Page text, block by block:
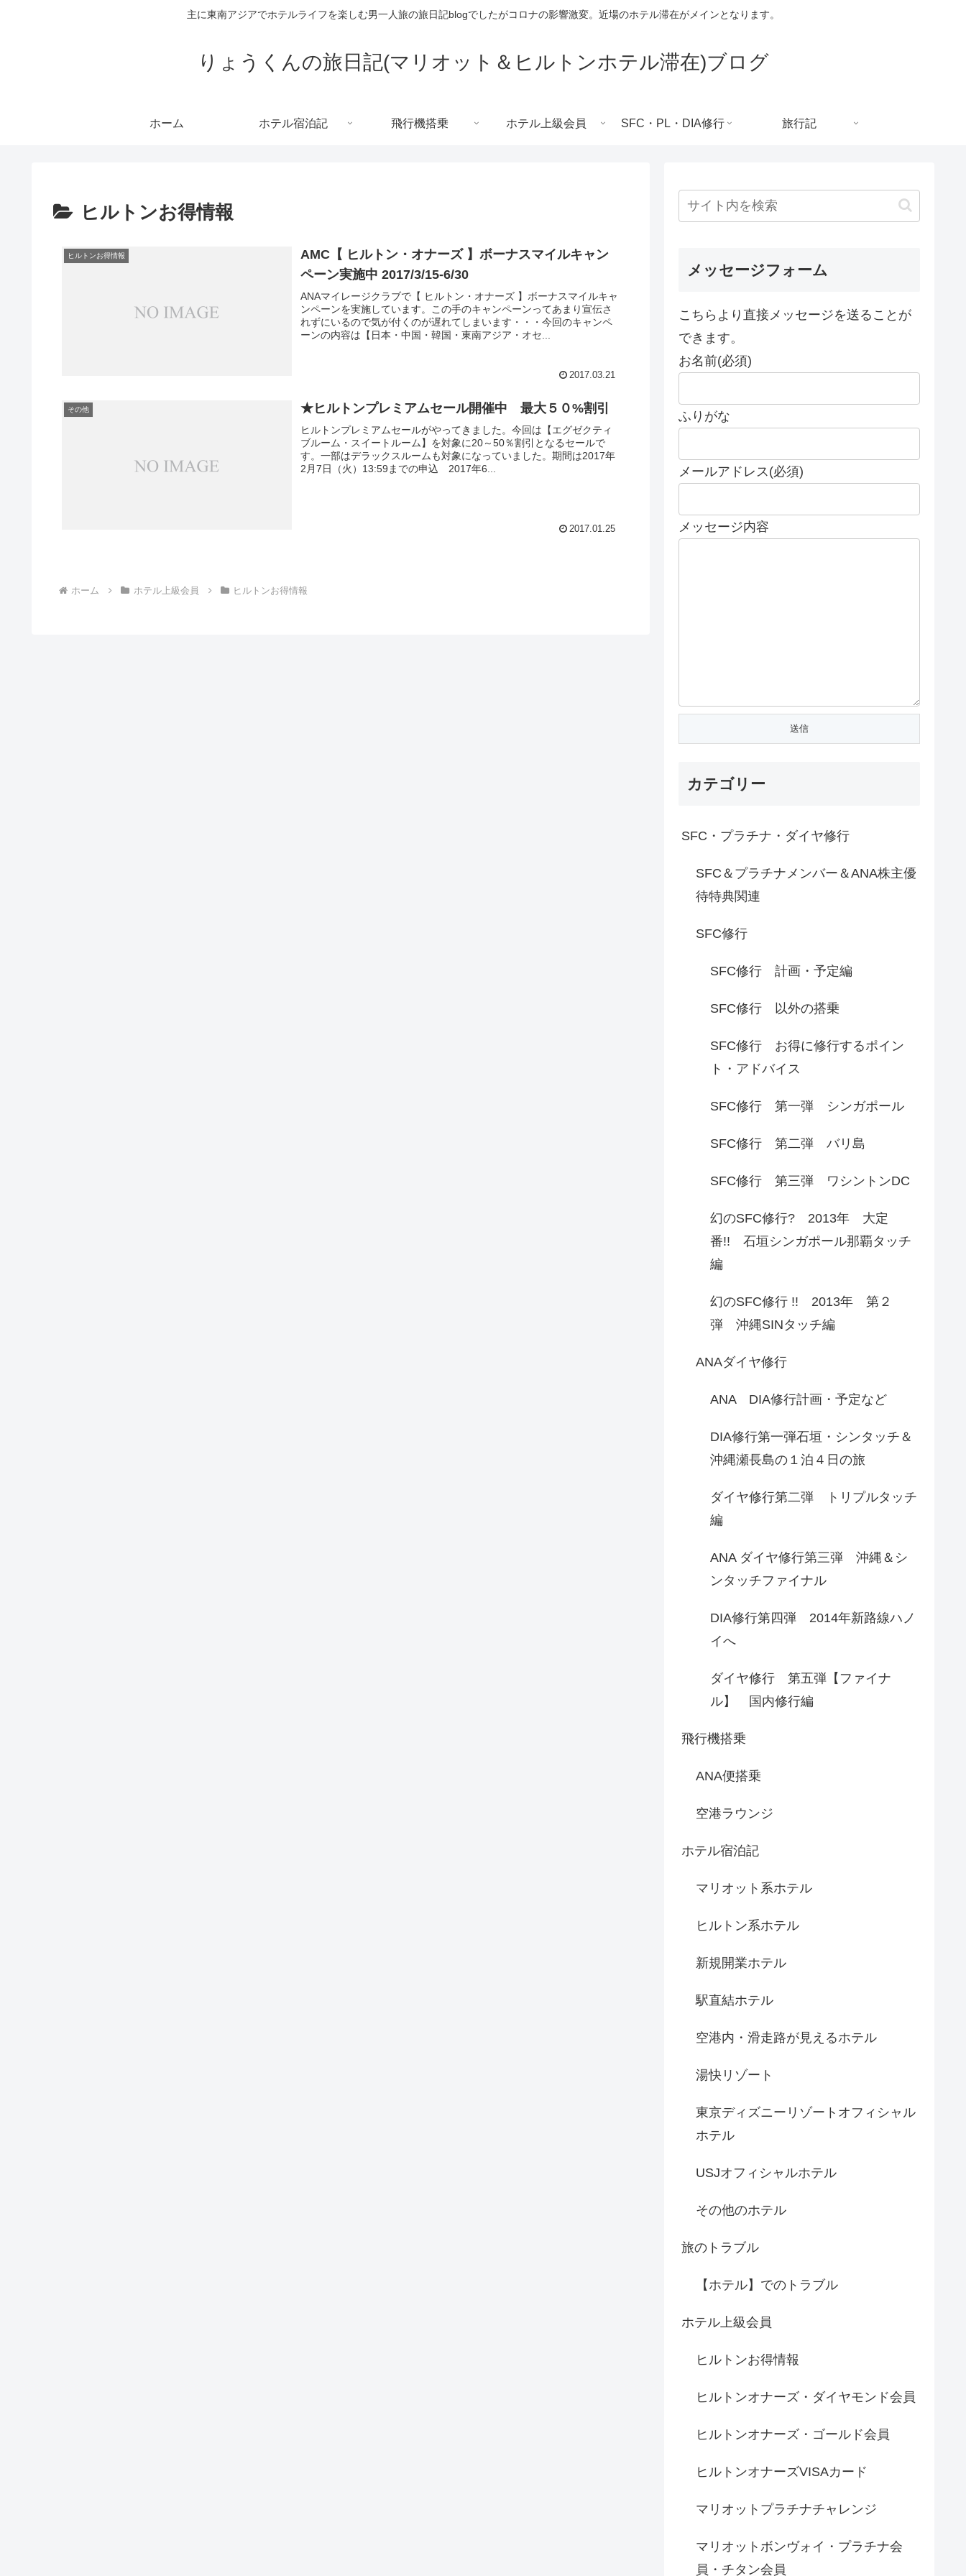
主に東南アジアでホテルライフを楽しむ男一人旅の旅日記blogでしたがコロナの影響激変。近場のホテル滞在がメインとなります。
りょうくんの旅日記(マリオット＆ヒルトンホテル滞在)ブログ
ホーム ホテル宿泊記 飛行機搭乗 ホテル上級会員 SFC・PL・DIA修行 旅行記
ヒルトンお得情報
ヒルトンお得情報
AMC【 ヒルトン・オナーズ 】ボーナスマイルキャン
ペーン実施中 2017/3/15-6/30
ANAマイレージクラブで【 ヒルトン・オナーズ 】ボーナスマイルキャ
ンペーンを実施しています。この手のキャンペーンってあまり宣伝さ
れずにいるので気が付くのが遅れてしまいます・・・今回のキャンペ
ーンの内容は【日本・中国・韓国・東南アジア・オセ...
2017.03.21
その他 ★ヒルトンプレミアムセール開催中 最大５０%割引
ヒルトンプレミアムセールがやってきました。今回は【エグゼクティ
ブルーム・スイートルーム】を対象に20～50％割引となるセールで
す。一部はデラックスルームも対象になっていました。期間は2017年
2月7日（火）13:59までの申込 2017年6...
2017.01.25
ホーム ホテル上級会員 ヒルトンお得情報
メッセージフォーム
こちらより直接メッセージを送ることが
できます。
お名前(必須)
ふりがな
メールアドレス(必須)
メッセージ内容
カテゴリー
SFC・プラチナ・ダイヤ修行
SFC＆プラチナメンバー＆ANA株主優
待特典関連
SFC修行
SFC修行 計画・予定編
SFC修行 以外の搭乗
SFC修行 お得に修行するポイン
ト・アドバイス
SFC修行 第一弾 シンガポール
SFC修行 第二弾 バリ島
SFC修行 第三弾 ワシントンDC
幻のSFC修行? 2013年 大定
番!! 石垣シンガポール那覇タッチ
編
幻のSFC修行 !! 2013年 第２
弾 沖縄SINタッチ編
ANAダイヤ修行
ANA DIA修行計画・予定など
DIA修行第一弾石垣・シンタッチ＆
沖縄瀬長島の１泊４日の旅
ダイヤ修行第二弾 トリプルタッチ
編
ANA ダイヤ修行第三弾 沖縄＆シ
ンタッチファイナル
DIA修行第四弾 2014年新路線ハノ
イへ
ダイヤ修行 第五弾【ファイナ
ル】 国内修行編
飛行機搭乗
ANA便搭乗
空港ラウンジ
ホテル宿泊記
マリオット系ホテル
ヒルトン系ホテル
新規開業ホテル
駅直結ホテル
空港内・滑走路が見えるホテル
湯快リゾート
東京ディズニーリゾートオフィシャル
ホテル
USJオフィシャルホテル
その他のホテル
旅のトラブル
【ホテル】でのトラブル
ホテル上級会員
ヒルトンお得情報
ヒルトンオナーズ・ダイヤモンド会員
ヒルトンオナーズ・ゴールド会員
ヒルトンオナーズVISAカード
マリオットプラチナチャレンジ
マリオットボンヴォイ・プラチナ会
員・チタン会員